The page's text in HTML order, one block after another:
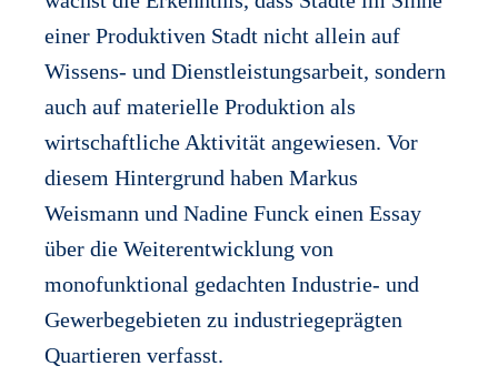
einer Produktiven Stadt nicht allein auf
Wissens- und Dienstleistungsarbeit, sondern
auch auf materielle Produktion als
wirtschaftliche Aktivität angewiesen. Vor
diesem Hintergrund haben Markus
Weismann und Nadine Funck einen Essay
über die Weiterentwicklung von
monofunktional gedachten Industrie- und
Gewerbegebieten zu industriegeprägten
Quartieren verfasst.